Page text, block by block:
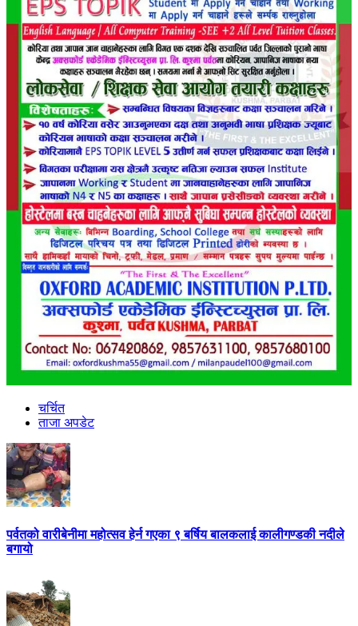
चर्चित
ताजा अपडेट
पर्वतको वारीबेनीमा महोत्सव हेर्न गएका ९ बर्षिय बालकलाई कालीगण्डकी नदीले
बगायो